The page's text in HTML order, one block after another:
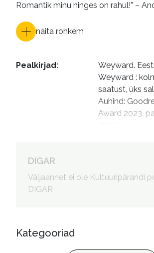
Romantik minu hinges on rahul!” –
näita rohkem
Pealkirjad:
Weyward.
Weyward :
saatust, üks
Auhind:
Award 2023,
Autorid:
Lees-
DIGAR
Väljaannet ei ole Kultuuripärandi
DIGAR
Kategooriad